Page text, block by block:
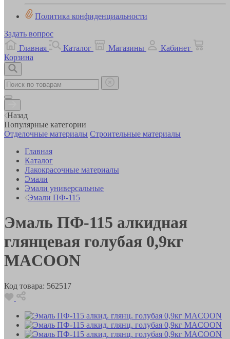
Политика конфиденциальности
Задать вопрос
Главная
Каталог Магазины
Кабинет
Корзина
Назад
Популярные категории
Отделочные материалы Строительные материалы
Главная
Каталог
Лакокрасочные материалы
Эмали
Эмали универсальные
Эмали ПФ-115
Эмаль ПФ-115 алкидная
глянцевая голубая 0,9кг
MACOON
Код товара: 562517